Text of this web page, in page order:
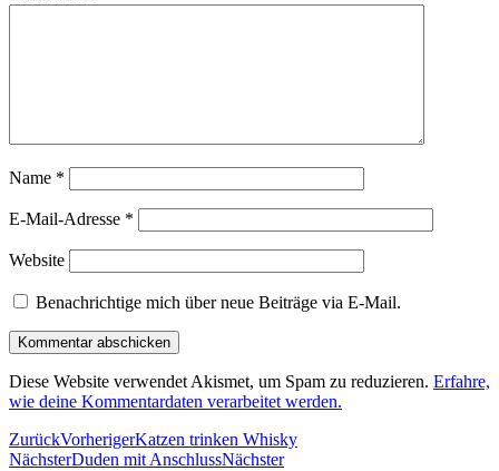
Name *
E-Mail-Adresse *
Website
Benachrichtige mich über neue Beiträge via E-Mail.
Diese Website verwendet Akismet, um Spam zu reduzieren. Erfahre,
wie deine Kommentardaten verarbeitet werden.
ZurückVorherigerKatzen trinken Whisky
NächsterDuden mit AnschlussNächster